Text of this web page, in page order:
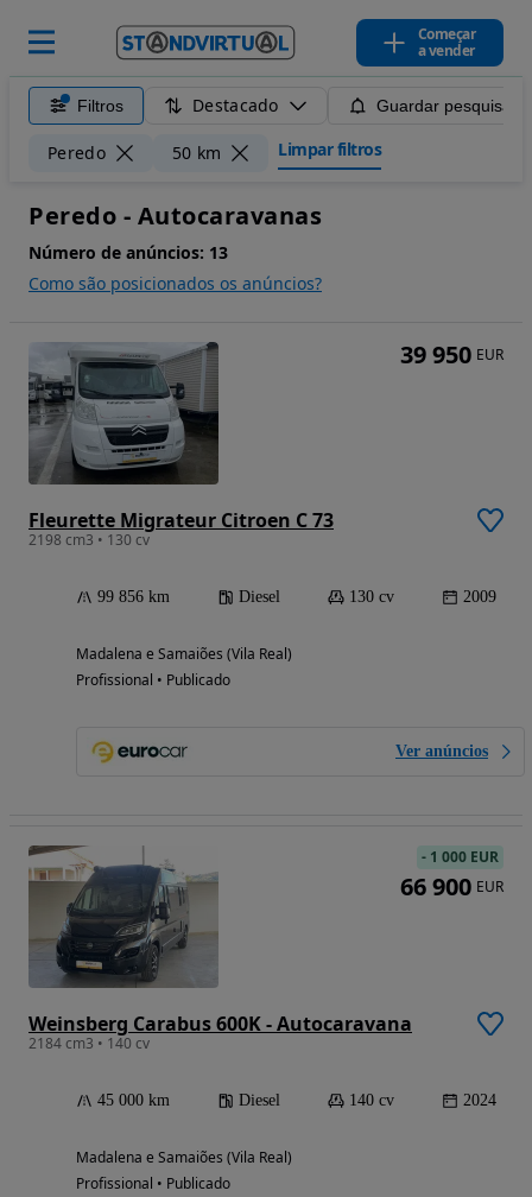
Começar
a vender
Filtros Destacado Guardar pesquisa
Peredo 50 km Limpar filtros
Peredo - Autocaravanas
Número de anúncios: 13
Como são posicionados os anúncios?
Fleurette Migrateur Citroen C 73
2198 cm3 • 130 cv
99 856 km Diesel 130 cv 2009
Madalena e Samaiões (Vila Real)
Profissional • Publicado
Ver anúncios
39 950 EUR
Weinsberg Carabus 600K - Autocaravana
2184 cm3 • 140 cv
45 000 km Diesel 140 cv 2024
Madalena e Samaiões (Vila Real)
Profissional • Publicado
- 1 000 EUR
66 900 EUR